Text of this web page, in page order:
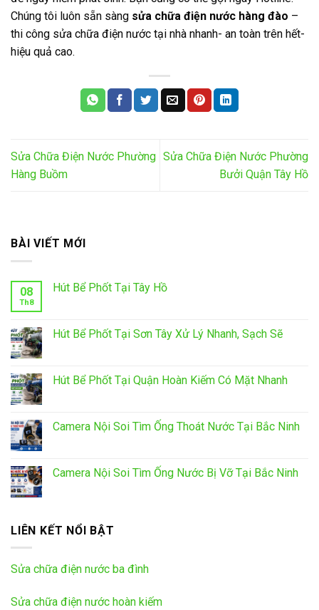
Chúng tôi luôn sẵn sàng sửa chữa điện nước hàng đào –
thi công sửa chữa điện nước tại nhà nhanh- an toàn trên hết-
hiệu quả cao.
Sửa Chữa Điện Nước Phường
Hàng Buồm
Sửa Chữa Điện Nước Phường
Bưởi Quận Tây Hồ
BÀI VIẾT MỚI
08
Th8
Hút Bể Phốt Tại Tây Hồ
Hút Bể Phốt Tại Sơn Tây Xử Lý Nhanh, Sạch Sẽ
Hút Bể Phốt Tại Quận Hoàn Kiếm Có Mặt Nhanh
Camera Nội Soi Tìm Ống Thoát Nước Tại Bắc Ninh
Camera Nội Soi Tìm Ống Nước Bị Vỡ Tại Bắc Ninh
LIÊN KẾT NỔI BẬT
Sửa chữa điện nước ba đình
Sửa chữa điện nước hoàn kiếm